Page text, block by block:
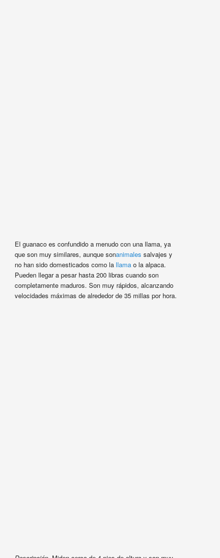
El guanaco es confundido a menudo con una llama, ya
que son muy similares, aunque sonanimales salvajes y
no han sido domesticados como la llama o la alpaca.
Pueden llegar a pesar hasta 200 libras cuando son
completamente maduros. Son muy rápidos, alcanzando
velocidades máximas de alrededor de 35 millas por hora.